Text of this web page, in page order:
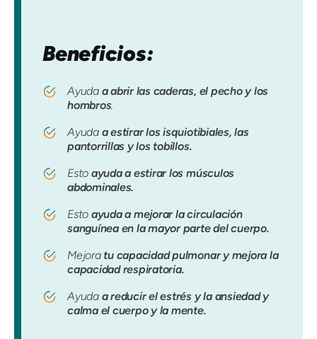
Beneficios:
Ayuda a abrir las caderas, el pecho y los
hombros.
Ayuda a estirar los isquiotibiales, las
pantorrillas y los tobillos.
Esto ayuda a estirar los músculos
abdominales.
Esto ayuda a mejorar la circulación
sanguínea en la mayor parte del cuerpo.
Mejora tu capacidad pulmonar y mejora la
capacidad respiratoria.
Ayuda a reducir el estrés y la ansiedad y
calma el cuerpo y la mente.